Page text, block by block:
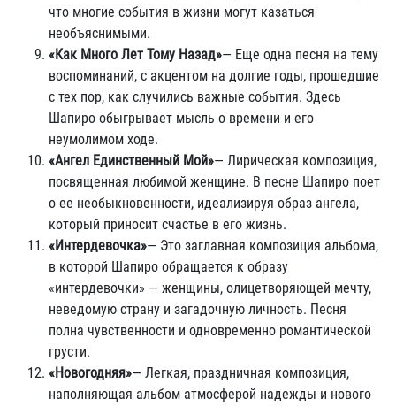
что многие события в жизни могут казаться
необъяснимыми.
«Как Много Лет Тому Назад»— Еще одна песня на тему
воспоминаний, с акцентом на долгие годы, прошедшие
с тех пор, как случились важные события. Здесь
Шапиро обыгрывает мысль о времени и его
неумолимом ходе.
«Ангел Единственный Мой»— Лирическая композиция,
посвященная любимой женщине. В песне Шапиро поет
о ее необыкновенности, идеализируя образ ангела,
который приносит счастье в его жизнь.
«Интердевочка»— Это заглавная композиция альбома,
в которой Шапиро обращается к образу
«интердевочки» — женщины, олицетворяющей мечту,
неведомую страну и загадочную личность. Песня
полна чувственности и одновременно романтической
грусти.
«Новогодняя»— Легкая, праздничная композиция,
наполняющая альбом атмосферой надежды и нового